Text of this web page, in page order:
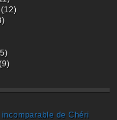
(12)
(9)